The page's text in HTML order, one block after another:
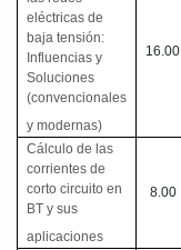
eléctricas de
baja tensión:
Influencias y
Soluciones
(convencionales
y modernas)
16.00
Cálculo de las
corrientes de
corto circuito en
BT y sus
aplicaciones
8.00